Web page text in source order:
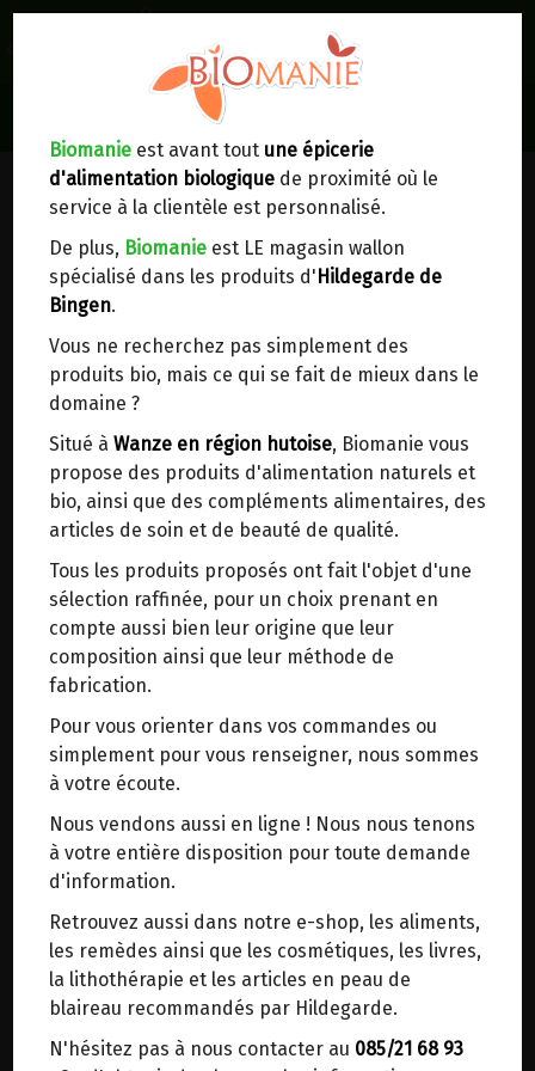
Biomanie est avant tout une épicerie
d'alimentation biologique de proximité où le
service à la clientèle est personnalisé.
De plus, Biomanie est LE magasin wallon
spécialisé dans les produits d' Hildegarde de
Bingen.
Vous ne recherchez pas simplement des
produits bio, mais ce qui se fait de mieux dans le
domaine ?
Situé à Wanze en région hutoise, Biomanie vous
propose des produits d'alimentation naturels et
bio, ainsi que des compléments alimentaires, des
articles de soin et de beauté de qualité.
Tous les produits proposés ont fait l'objet d'une
sélection raffinée, pour un choix prenant en
compte aussi bien leur origine que leur
composition ainsi que leur méthode de
fabrication.
Pour vous orienter dans vos commandes ou
simplement pour vous renseigner, nous sommes
à votre écoute.
Nous vendons aussi en ligne ! Nous nous tenons
à votre entière disposition pour toute demande
d'information.
Retrouvez aussi dans notre e-shop, les aliments,
les remèdes ainsi que les cosmétiques, les livres,
la lithothérapie et les articles en peau de
blaireau recommandés par Hildegarde.
N'hésitez pas à nous contacter au 085/21 68 93
Lieux de réception/livraison
Livraison à votre domicile
Nous envoyons votre commande à votre
domicile enBelgique, France, Luxembourg,
Royaume-Uni, Suisse, Pays-Bas, Portugal,
Espagne. Pour d'autres pays, merci de nous
contacter.
Choisir ce lieu
Dans un point d'enlèvement BPost
En choisissant un Point d’enlèvement ou un
distributeur bbox, vous permettez d’éviter des
trajets inutiles. En posant ce choix, vous
contribuez à la réduction des émissions de CO₂
de 30 % en moyenne. Et grâce au plus grand
réseau de distribution de Belgique, il y a
toujours une solution près de chez vous.
Venez chercher votre colis dans un point
d'enlèvement ou distributeur BBox de BPost :
points d'enlèvement ou distributeurs BBox
Merci de signaler dans les commentaires, le
point d'enlèvement choisi.
Sinon, vous pouvez envoyer un mail avec le
point d'enlèvement désiré ou bien nous vous
recontacterons afin de déterminer ensemble le
lieu de livraison choisi.
Choisir ce lieu
TOMATES PELEES NATURES BIO
ANTICA ENOTRIA 580ML
Origine : Italie (Pouilles).
Produit artisanal.
De savoureuses tomates biologiques, mûries sous
moment et transformées immédiatement après,
pour préserver le goût et les arômes
authentiques du fruit.
Les tomates pelées peuvent être utilisées de
manière polyvalente, pour des entrées, des plats
de résistance, dans des sauces, des marinades
ou encore comme garniture pour la pizza.
Couleur rouge intense
Fraîches et bien sucrées